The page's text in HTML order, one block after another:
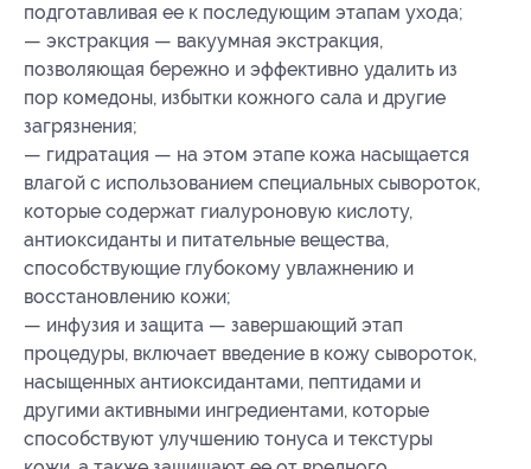
подготавливая ее к последующим этапам ухода;
— экстракция — вакуумная экстракция,
позволяющая бережно и эффективно удалить из
пор комедоны, избытки кожного сала и другие
загрязнения;
— гидратация — на этом этапе кожа насыщается
влагой с использованием специальных сывороток,
которые содержат гиалуроновую кислоту,
антиоксиданты и питательные вещества,
способствующие глубокому увлажнению и
восстановлению кожи;
— инфузия и защита — завершающий этап
процедуры, включает введение в кожу сывороток,
насыщенных антиоксидантами, пептидами и
другими активными ингредиентами, которые
способствуют улучшению тонуса и текстуры